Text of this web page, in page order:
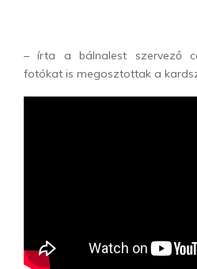
– írta a bálnalest szervező
fotókat is megosztottak a